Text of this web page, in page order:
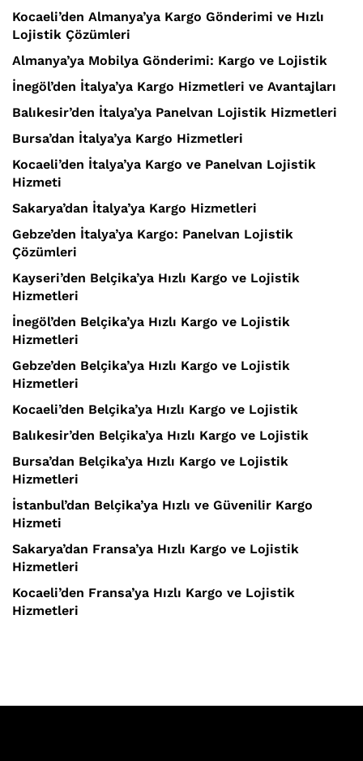
Kocaeli’den Almanya’ya Kargo Gönderimi ve Hızlı
Lojistik Çözümleri
Almanya’ya Mobilya Gönderimi: Kargo ve Lojistik
İnegöl’den İtalya’ya Kargo Hizmetleri ve Avantajları
Balıkesir’den İtalya’ya Panelvan Lojistik Hizmetleri
Bursa’dan İtalya’ya Kargo Hizmetleri
Kocaeli’den İtalya’ya Kargo ve Panelvan Lojistik
Hizmeti
Sakarya’dan İtalya’ya Kargo Hizmetleri
Gebze’den İtalya’ya Kargo: Panelvan Lojistik
Çözümleri
Kayseri’den Belçika’ya Hızlı Kargo ve Lojistik
Hizmetleri
İnegöl’den Belçika’ya Hızlı Kargo ve Lojistik
Hizmetleri
Gebze’den Belçika’ya Hızlı Kargo ve Lojistik
Hizmetleri
Kocaeli’den Belçika’ya Hızlı Kargo ve Lojistik
Balıkesir’den Belçika’ya Hızlı Kargo ve Lojistik
Bursa’dan Belçika’ya Hızlı Kargo ve Lojistik
Hizmetleri
İstanbul’dan Belçika’ya Hızlı ve Güvenilir Kargo
Hizmeti
Sakarya’dan Fransa’ya Hızlı Kargo ve Lojistik
Hizmetleri
Kocaeli’den Fransa’ya Hızlı Kargo ve Lojistik
Hizmetleri